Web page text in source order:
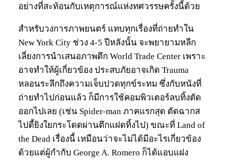
อย่างที่สะท้อนกับเหตุการณ์แห่งทศวรรษครั้งนี้ด้วย
สำหรับวงการภาพยนตร์ แทบทุกเรื่องที่ถ่ายทำใน
New York City ช่วง 4-5 ปีหลังนั้น จะพยายามหลีก
เลี่ยงการนำเสนอภาพตึก World Trade Center เพราะ
อาจทำให้ผู้เกี่ยวข้อง ประสบภัยอาจเกิด Trauma
หลอนระลึกถึงความเจ็บปวดทุกข์ระทม ซึ่งกับหนังที่
ถ่ายทำไปก่อนแล้ว ก็มีการใช้คอมพิวเตอร์ลบทิ้งตัด
ออกไปเลย (เช่น Spider-man ภาคแรกสุด ตัดฉากส
ไปดี้ยิงใยกระโดดผ่านตึกแฝดทิ้งไป) ขณะที่ Land of
the Dead เรื่องนี้ เหมือนว่าจะไม่ได้มีอะไรเกี่ยวข้อง
ด้วยแต่ผู้กำกับ George A. Romero ก็ได้แอบแฝง